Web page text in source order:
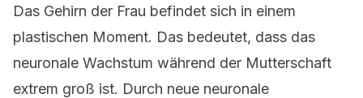
Das Gehirn der Frau befindet sich in einem
plastischen Moment. Das bedeutet, dass das
neuronale Wachstum während der Mutterschaft
extrem groß ist. Durch neue neuronale